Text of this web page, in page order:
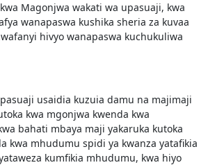
Magonjwa wakati wa upasuaji, kwa
wanapaswa kushika sheria za kuvaa
hivyo wanapaswa kuchukuliwa
usaidia kuzuia damu na majimaji
kwa mgonjwa kwenda kwa
bahati mbaya maji yakaruka kutoka
kwa mhudumu spidi ya kwanza yatafikia
kumfikia mhudumu, kwa hiyo